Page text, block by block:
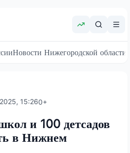
Новости Нижегородской области
15:260+
и 100 детсадов
в Нижнем